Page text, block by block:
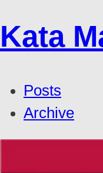
Kata
Posts
Archive